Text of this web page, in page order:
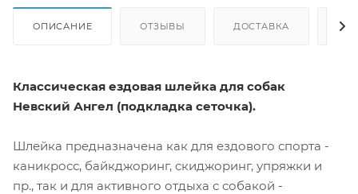
ОПИСАНИЕ ОТЗЫВЫ ДОСТАВКА
Классическая ездовая шлейка для собак
Невский Ангел (подкладка сеточка).
Шлейка предназначена как для ездового спорта -
каникросс, байкджоринг, скиджоринг, упряжки и
пр., так и для активного отдыха с собакой -